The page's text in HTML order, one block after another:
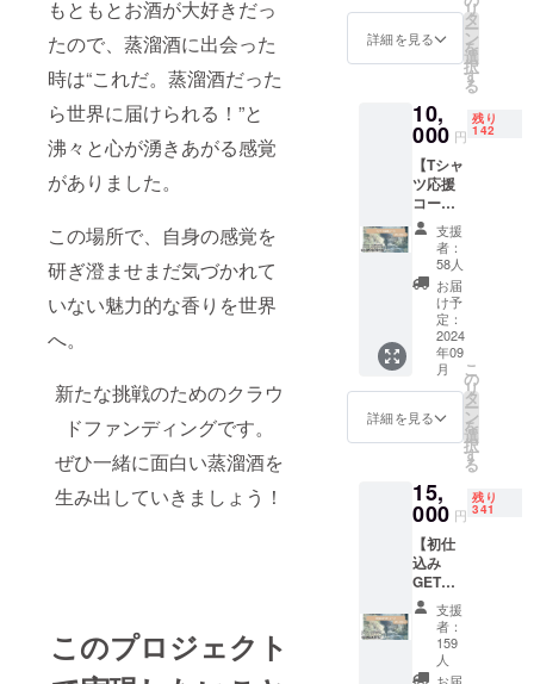
もともとお酒が大好きだっ
たので、蒸溜酒に出会った
時は“これだ。蒸溜酒だった
ら世界に届けられる！”と
沸々と心が湧きあがる感覚
がありました。
この場所で、自身の感覚を
研ぎ澄ませまだ気づかれて
いない魅力的な香りを世界
へ。
新たな挑戦のためのクラウ
ドファンディングです。
ぜひ一緒に面白い蒸溜酒を
生み出していきましょう！
このプロジェクト
ナルス
テッ
カーを
す。 ●
お礼の
お手紙
（1枚）
心を込
めて感
謝のお
手紙を
お送り
しま
す。
詳細を見る
リ
タ
ー
ン
を
選
択
す
る
10,
000 円
残り
142
【Tシャ
ツ応援
コー
ス】 ●
オリジ
ナルス
テッ
カー（1
枚）
naturad
istillの
オリジ
ナルス
テッ
カーを
す。 ●
お礼の
お手紙
（1枚）
心を込
めて感
謝のお
手紙を
お送り
しま
す。 ●
支援
者：
58人
お届
け予
定：
2024
年09
月
詳細を見る
こ
の
リ
タ
ー
ン
を
選
択
す
る
15,
000 円
残り
341
【初仕
込み
GET
コー
ス】 ●
オリジ
ナルス
テッ
支援
者：
159
人